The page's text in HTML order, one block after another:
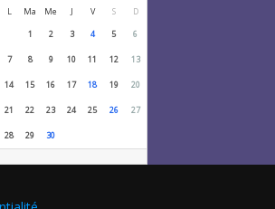
L Ma Me J V S
D
1
2 3 4 5 6
7 8 9 10 11 12 13
14 15 16 17 18 19 20
21 22 23 24 25 26 27
28 29 30